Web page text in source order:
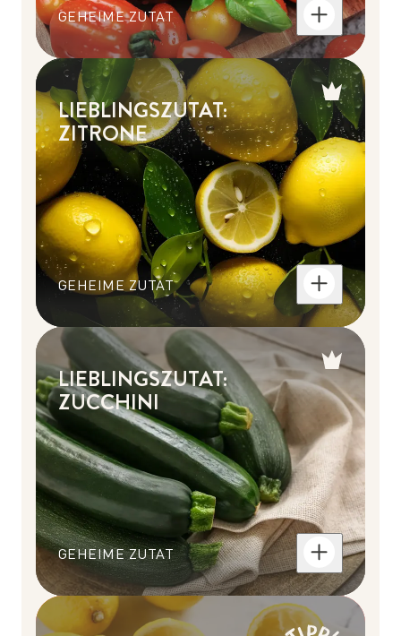
GEHEIME ZUTAT
LIEBLINGSZUTAT:
ZITRONE
GEHEIME ZUTAT
LIEBLINGSZUTAT:
ZUCCHINI
GEHEIME ZUTAT